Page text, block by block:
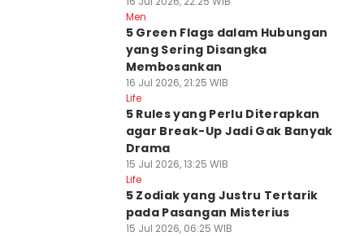
Men
5 Green Flags dalam Hubungan
yang Sering Disangka
Membosankan
16 Jul 2026, 21:25 WIB
Life
5 Rules yang Perlu Diterapkan
agar Break-Up Jadi Gak Banyak
Drama
15 Jul 2026, 13:25 WIB
Life
5 Zodiak yang Justru Tertarik
pada Pasangan Misterius
15 Jul 2026, 06:25 WIB